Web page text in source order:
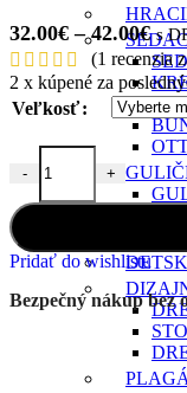
32.00€ – 42.00€ s
(1 recenzia
2 x kúpené za
Veľkosť
-
množstvo +
Pridať do wishlistu
Bezpečný nákup bez